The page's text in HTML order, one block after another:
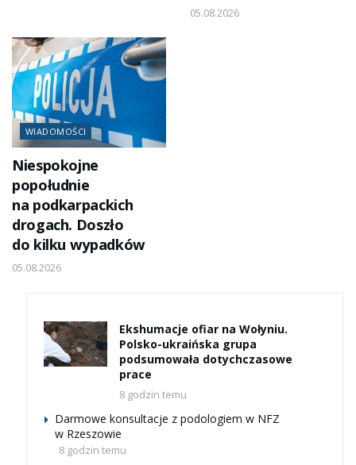
05.08.2026
WIADOMOŚCI
Niespokojne
popołudnie
na podkarpackich
drogach. Doszło
do kilku wypadków
05.08.2026
Ekshumacje ofiar na Wołyniu.
Polsko-ukraińska grupa
podsumowała dotychczasowe
prace
8 godzin temu
Darmowe konsultacje z podologiem w NFZ
w Rzeszowie
8 godzin temu